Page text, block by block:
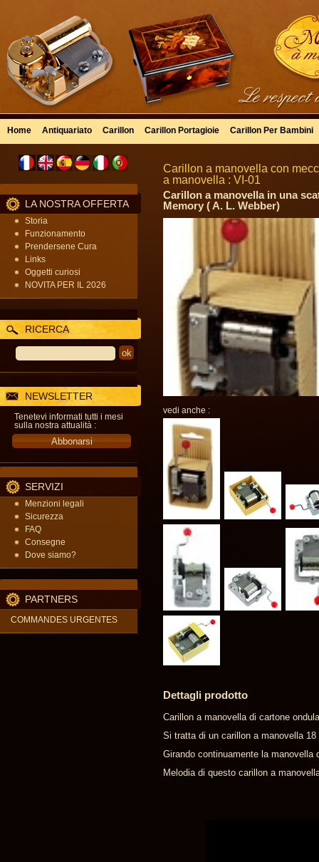
Home Antiquariato Carillon Carillon Portagioie Carillon Per Bambini
LA NOSTRA OFFERTA
Storia
Funzionamento
Prendersene Cura
Links
Oggetti curiosi
NOVITA PER IL 2026
RICERCA
NEWSLETTER
Tenetevi informati tutti i mesi
sulla nostra attualità :
SERVIZI
Menzioni legali
Sicurezza
FAQ
Consegne
Dove siamo?
PARTNERS
COMMANDES URGENTES
Carillon a manovella con
a manovella : VI-01
Carillon a manovella in una
Memory ( A. L. Webber)
vedi anche :
Dettagli prodotto
Carillon a manovella di cartone
Si tratta di un carillon a manovella
Girando continuamente la
Melodia di questo carillon a